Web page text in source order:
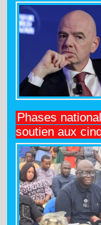
Phases
soutien aux